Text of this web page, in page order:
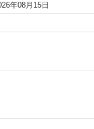
年08月15日